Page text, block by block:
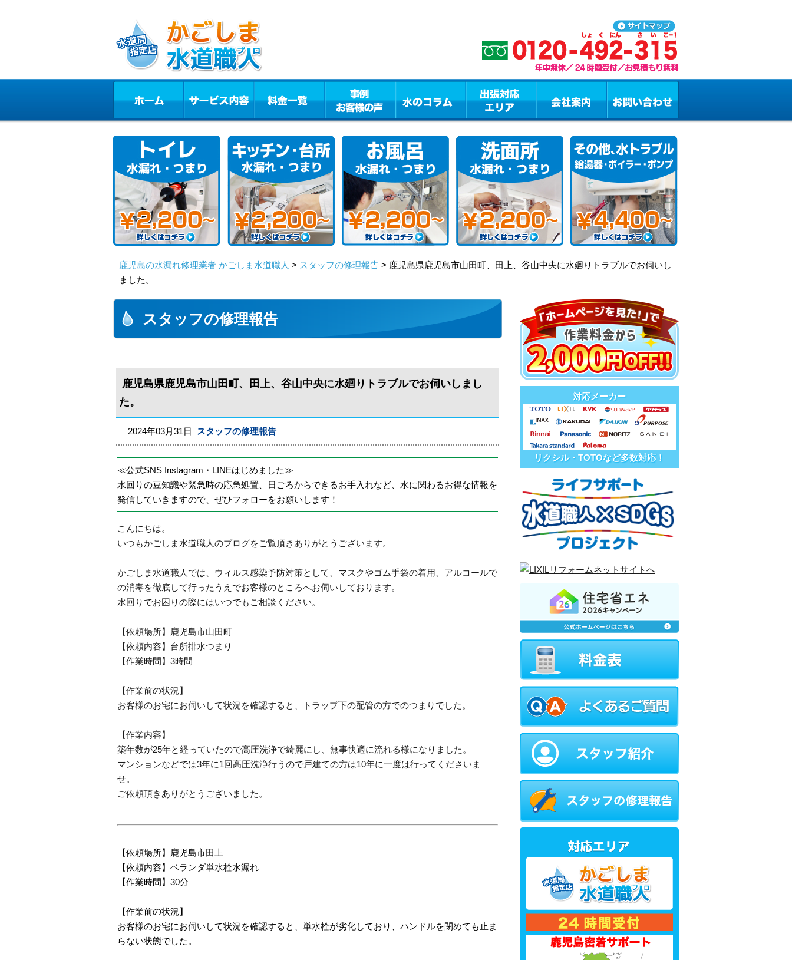
鹿児島の水漏れ修理業者 かごしま水道職人 > スタッフの修理報告 > 鹿児島県鹿児島市山田町、田上、谷山中央に水廻りトラブルでお伺いし
ました。
スタッフの修理報告
鹿児島県鹿児島市山田町、田上、谷山中央に水廻りトラブルでお伺いしまし
た。
2024年03月31日 スタッフの修理報告
≪公式SNS Instagram・LINEはじめました≫
水回りの豆知識や緊急時の応急処置、日ごろからできるお手入れなど、水に関わるお得な情報を
発信していきますので、ぜひフォローをお願いします！
こんにちは。
いつもかごしま水道職人のブログをご覧頂きありがとうございます。
かごしま水道職人では、ウィルス感染予防対策として、マスクやゴム手袋の着用、アルコールで
の消毒を徹底して行ったうえでお客様のところへお伺いしております。
水回りでお困りの際にはいつでもご相談ください。
【依頼場所】鹿児島市山田町
【依頼内容】台所排水つまり
【作業時間】3時間
【作業前の状況】
お客様のお宅にお伺いして状況を確認すると、トラップ下の配管の方でのつまりでした。
【作業内容】
築年数が25年と経っていたので高圧洗浄で綺麗にし、無事快適に流れる様になりました。
マンションなどでは3年に1回高圧洗浄行うので戸建ての方は10年に一度は行ってくださいま
せ。
ご依頼頂きありがとうございました。
【依頼場所】鹿児島市田上
【依頼内容】ベランダ単水栓水漏れ
【作業時間】30分
【作業前の状況】
お客様のお宅にお伺いして状況を確認すると、単水栓が劣化しており、ハンドルを閉めても止ま
らない状態でした。
対応メーカー
リクシル・TOTOなど多数対応！